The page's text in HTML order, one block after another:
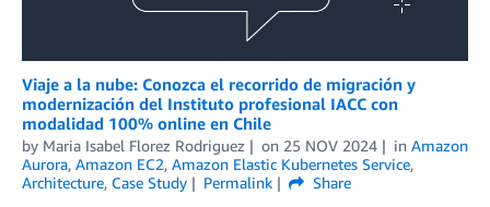
Viaje a la nube: Conozca el recorrido de migración y
modernización del Instituto profesional IACC con
modalidad 100% online en Chile
by Maria Isabel Florez Rodriguez on 25 NOV 2024 in Amazon
Aurora, Amazon EC2, Amazon Elastic Kubernetes Service,
Architecture, Case Study Permalink
Share